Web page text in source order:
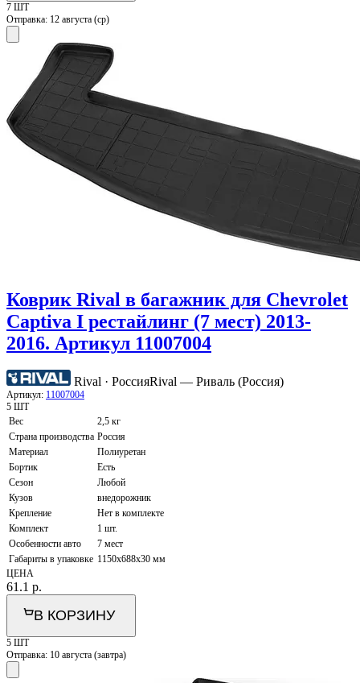
7 ШТ
Отправка: 12 августа (ср)
Коврик Rival в багажник для Chevrolet
Captiva I рестайлинг (7 мест) 2013-
2016. Артикул 11007004
Rival · РоссияRival — Риваль (Россия)
Артикул: 11007004
5 ШТ
Вес
2,5 кг
Страна производства Россия
Материал
Полиуретан
Бортик
Есть
Сезон
Любой
Кузов
внедорожник
Крепление
Нет в комплекте
Комплект
1 шт.
Особенности авто
7 мест
Габариты в упаковке 1150х688х30 мм
ЦЕНА
61.1 р.
В КОРЗИНУ
5 ШТ
Отправка: 10 августа (завтра)